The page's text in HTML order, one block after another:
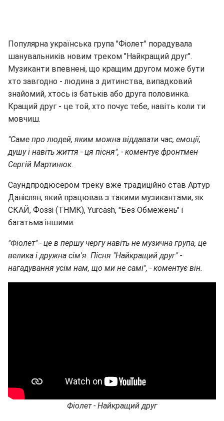
Популярна українська група "Фіолет" порадувала
шанувальників новим треком "Найкращий друг".
Музиканти впевнені, що кращим другом може бути
хто завгодно - людина з дитинства, випадковий
знайомий, хтось із батьків або друга половинка.
Кращий друг - це той, хто почує тебе, навіть коли ти
мовчиш.
"Саме про людей, яким можна віддавати час, емоції,
душу і навіть життя - ця пісня", - коментує фронтмен
Сергій Мартинюк.
Саундпродюсером треку вже традиційно став Артур
Данієлян, який працював з такими музикантами, як
СКАЙ, Фоззі (ТНМК), Yurcash, "Без Обмежень" і
багатьма іншими.
"Фіолет" - це в першу чергу навіть не музична група, це
велика і дружна сім'я. Пісня "Найкращий друг" -
нагадування усім нам, що ми не самі", - коментує він.
Фіолет - Найкращий друг